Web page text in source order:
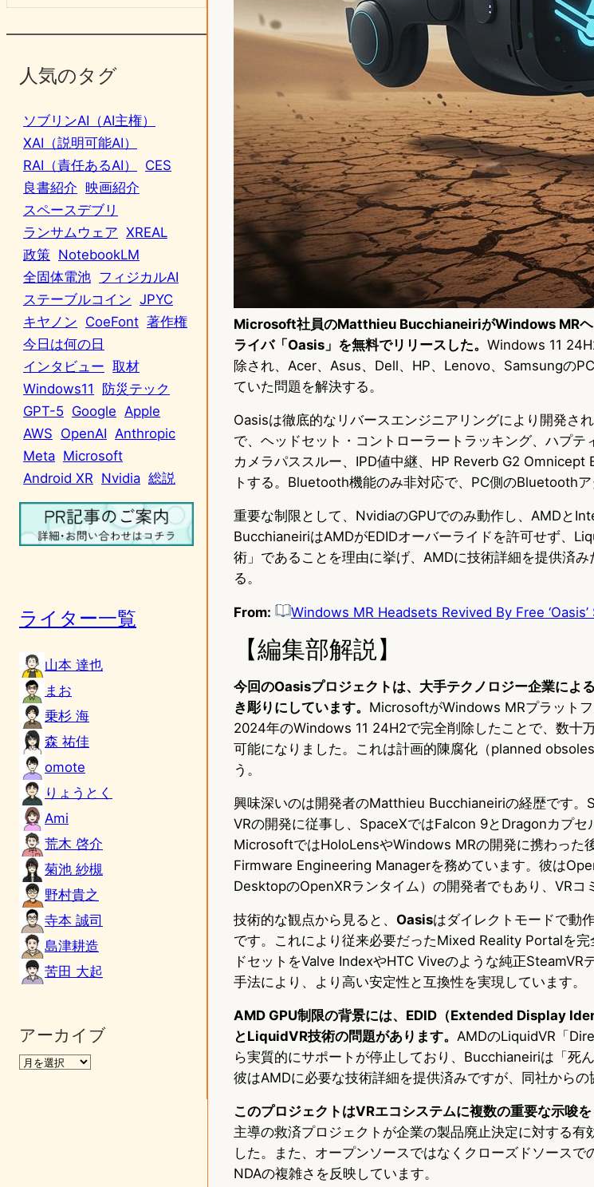
人気のタグ
ソブリンAI（AI主権）
XAI（説明可能AI）
RAI（責任あるAI）
CES
良書紹介 映画紹介
スペースデブリ
ランサムウェア XREAL
政策 NotebookLM
全固体電池 フィジカルAI
ステーブルコイン JPYC
キヤノン CoeFont 著作権
今日は何の日
インタビュー 取材
Windows11
防災テック
GPT-5 Google Apple
AWS OpenAI Anthropic
Meta Microsoft
Android XR Nvidia 総説
ライター一覧
山本 達也
まお
乗杉 海
森 祐佳
omote
りょうとく
Ami
荒木 啓介
菊池 紗槻
野村貴之
寺本 誠司
島津耕造
苦田 大起
アーカイブ
Microsoft社員のMatthieu BucchianeiriがWindows MRヘ
ライバ「Oasis」を無料でリリースした。 Windows 11
除され、Acer、Asus、Dell、HP、Lenovo、Samsungの
ていた問題を解決する。
Oasisは徹底的なリバースエンジニアリングにより開発さ
で、ヘッドセット・コントローラートラッキング、ハプテ
カメラパススルー、IPD値中継、HP Reverb G2 Omnicept
トする。Bluetooth機能のみ非対応で、PC側のBluetoothア
重要な制限として、NvidiaのGPUでのみ動作し、AMDと
BucchianeiriはAMDがEDIDオーバーライドを許可せず、
術」であることを理由に挙げ、AMDに技術詳細を提供済
る。
From: Windows MR Headsets Revived By Free
【編集部解説】
今回のOasisプロジェクトは、大手テクノロジー企業によ
き彫りにしています。 MicrosoftがWindows MRプラット
2024年のWindows 11 24H2で完全削除したことで、数十
可能になりました。これは計画的陳腐化（planned
う。
興味深いのは開発者のMatthieu Bucchianeiriの経歴です
VRの開発に従事し、SpaceXではFalcon 9とDragonカプセ
MicrosoftではHoloLensやWindows MRの開発に携わった
Firmware Engineering Managerを務めています。彼は
DesktopのOpenXRランタイム）の開発者でもあり、VRコ
技術的な観点から見ると、 Oasisはダイレクトモードで動
です。これにより従来必要だったMixed Reality Portalを
ドセットをValve IndexやHTC Viveのような純正SteamVR
手法により、より高い安定性と互換性を実現しています。
AMD GPU制限の背景には、EDID（Extended Display
とLiquidVR技術の問題があります。 AMDのLiquidVR「
ら実質的にサポートが停止しており、Bucchianeiriは「死
彼はAMDに必要な技術詳細を提供済みですが、同社からの
このプロジェクトはVRエコシステムに複数の重要な示唆を
主導の救済プロジェクトが企業の製品廃止決定に対する有
した。また、オープンソースではなくクローズドソースで
NDAの複雑さを反映しています。